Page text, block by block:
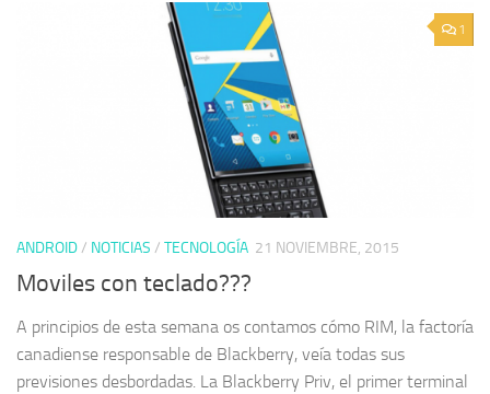
1
ANDROID/ NOTICIAS / TECNOLOGÍA 21 NOVIEMBRE, 2015
Moviles con teclado???
A principios de esta semana os contamos cómo RIM, la factoría
canadiense responsable de Blackberry, veía todas sus
previsiones desbordadas. La Blackberry Priv, el primer terminal